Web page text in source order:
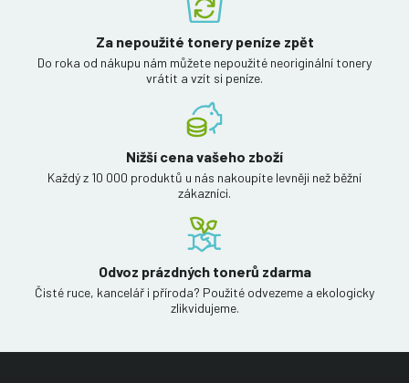
Za nepoužité tonery peníze zpět
Do roka od nákupu nám můžete nepoužité neoriginální tonery
vrátit a vzít si peníze.
Nižší cena vašeho zboží
Každý z 10 000 produktů u nás nakoupíte levněji než běžní
zákazníci.
Odvoz prázdných tonerů zdarma
Čisté ruce, kancelář i příroda? Použité odvezeme a ekologicky
zlikvidujeme.